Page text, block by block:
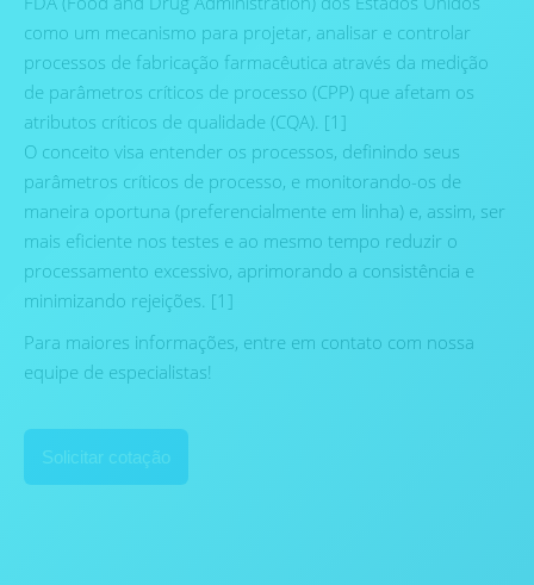
como um mecanismo para projetar, analisar e controlar
processos de fabricação farmacêutica através da medição
de parâmetros críticos de processo (CPP) que afetam os
atributos críticos de qualidade (CQA). [1]
O conceito visa entender os processos, definindo seus
parâmetros críticos de processo, e monitorando-os de
maneira oportuna (preferencialmente em linha) e, assim, ser
mais eficiente nos testes e ao mesmo tempo reduzir o
processamento excessivo, aprimorando a consistência e
minimizando rejeições. [1]
Para maiores informações, entre em contato com nossa
equipe de especialistas!
Solicitar cotação